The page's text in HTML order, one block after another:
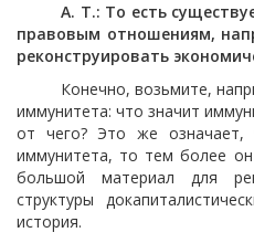
А. Т.: То есть
правовым отношениям,
реконструировать
Конечно, возьмите,
иммунитета: что значит
от чего? Это же
иммунитета, то тем более
большой материал для
структуры
история.